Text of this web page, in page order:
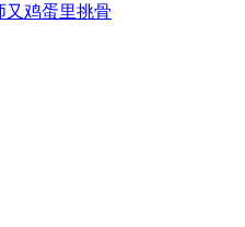
又鸡蛋里挑骨